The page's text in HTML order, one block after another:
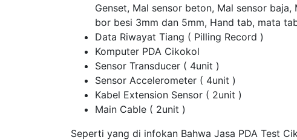
Genset, Mal sensor beton, Mal sensor
bor besi 3mm dan 5mm, Hand tab, mata
Data Riwayat Tiang ( Pilling Record )
Komputer PDA Cikokol
Sensor Transducer ( 4unit )
Sensor Accelerometer ( 4unit )
Kabel Extension Sensor ( 2unit )
Main Cable ( 2unit )
Seperti yang di infokan Bahwa Jasa PDA Test